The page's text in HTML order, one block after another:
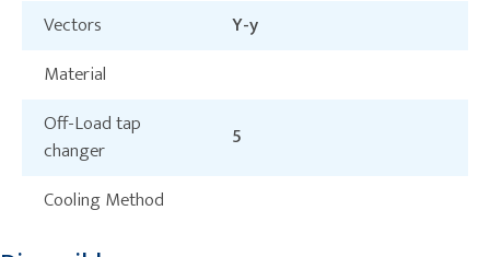
Vectors
Y-y
Material
Off-Load tap
changer
5
Cooling Method